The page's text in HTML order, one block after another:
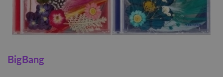
BigBang